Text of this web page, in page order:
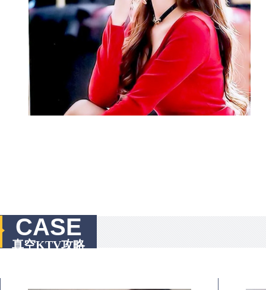
CASE
真空KTV攻略